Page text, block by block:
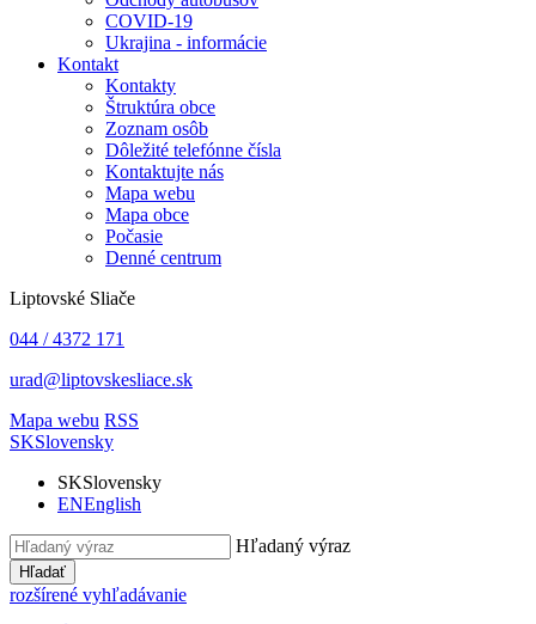
COVID-19
Ukrajina - informácie
Kontakt
Kontakty
Štruktúra obce
Zoznam osôb
Dôležité telefónne čísla
Kontaktujte nás
Mapa webu
Mapa obce
Počasie
Denné centrum
Liptovské Sliače
044 / 4372 171
urad@liptovskesliace.sk
Mapa webu RSS
SKSlovensky
SKSlovensky
ENEnglish
Hľadaný výraz
Hľadať
rozšírené vyhľadávanie